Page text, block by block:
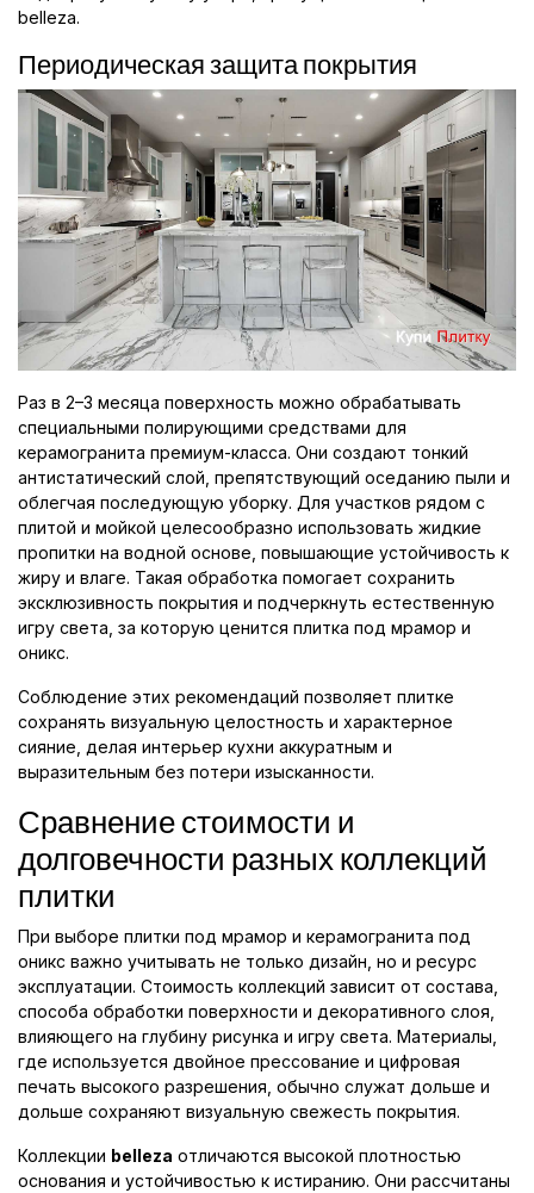
belleza.
Периодическая защита покрытия
Раз в 2–3 месяца поверхность можно обрабатывать
специальными полирующими средствами для
керамогранита премиум-класса. Они создают тонкий
антистатический слой, препятствующий оседанию пыли и
облегчая последующую уборку. Для участков рядом с
плитой и мойкой целесообразно использовать жидкие
пропитки на водной основе, повышающие устойчивость к
жиру и влаге. Такая обработка помогает сохранить
эксклюзивность покрытия и подчеркнуть естественную
игру света, за которую ценится плитка под мрамор и
оникс.
Соблюдение этих рекомендаций позволяет плитке
сохранять визуальную целостность и характерное
сияние, делая интерьер кухни аккуратным и
выразительным без потери изысканности.
Сравнение стоимости и
долговечности разных коллекций
плитки
При выборе плитки под мрамор и керамогранита под
оникс важно учитывать не только дизайн, но и ресурс
эксплуатации. Стоимость коллекций зависит от состава,
способа обработки поверхности и декоративного слоя,
влияющего на глубину рисунка и игру света. Материалы,
где используется двойное прессование и цифровая
печать высокого разрешения, обычно служат дольше и
дольше сохраняют визуальную свежесть покрытия.
Коллекции belleza отличаются высокой плотностью
основания и устойчивостью к истиранию. Они рассчитаны